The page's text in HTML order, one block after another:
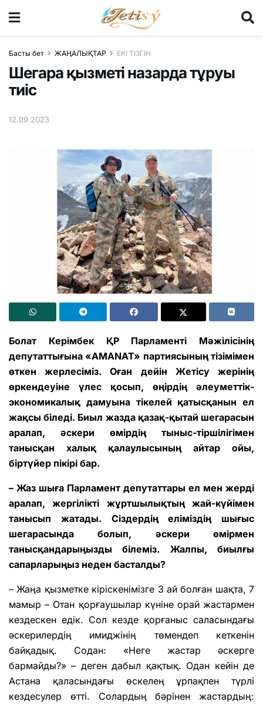
Басты бет ЖАҢАЛЫҚТАР ЕКІ ТІЗГІН
Шегара қызметі назарда тұруы
тиіс
12.09.2023
Болат Керімбек ҚР Парламенті Мәжілісінің
депутаттығына «AMANAT» партиясының тізімімен
өткен жерлесіміз. Оған дейін Жетісу жерінің
өркендеуіне үлес қосып, өңірдің әлеуметтік-
экономикалық дамуына тікелей қатысқанын ел
жақсы біледі. Биыл жазда қазақ-қытай шегарасын
аралап, әскери өмірдің тыныс-тіршілігімен
танысқан халық қалаулысының айтар ойы,
біртүйер пікірі бар.
– Жаз шыға Парламент депутаттары ел мен жерді
аралап, жергілікті жұртшылықтың жай-күйімен
танысып жатады. Сіздердің еліміздің шығыс
шегарасында болып, әскери өмірмен
танысқандарыңызды білеміз. Жалпы, биылғы
сапарларыңыз неден басталды?
– Жаңа қызметке кіріскенімізге 3 ай болған шақта, 7
мамыр – Отан қорғаушылар күніне орай жастармен
кездескен едік. Сол кезде қорғаныс саласындағы
әскерилердің имиджінің төмендеп кеткенін
байқадық. Содан: «Неге жастар әскерге
бармайды?» – деген дабыл қақтық. Одан кейін де
Астана қаласындағы өскелең ұрпақпен түрлі
кездесулер өтті. Солардың бәрінен жастардың: